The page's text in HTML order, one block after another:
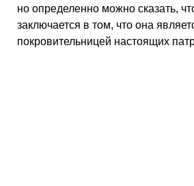
но определенно можно сказать,
заключается в том, что она
покровительницей настоящих